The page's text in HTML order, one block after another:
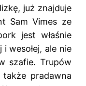
już znajduje
Sam Vimes ze
jest właśnie
wesołej, ale nie
szafie. Trupów
pradawna